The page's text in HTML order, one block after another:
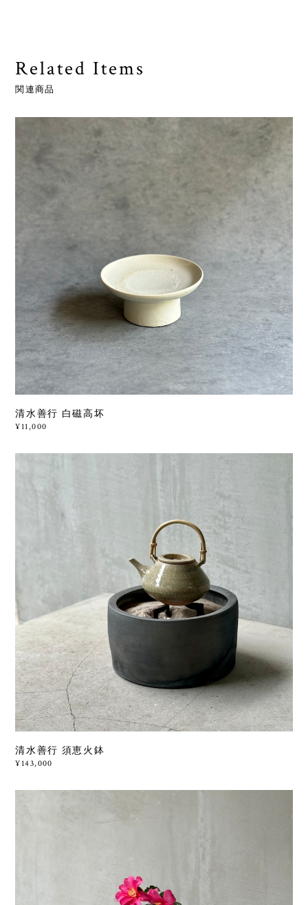
Related Items
関連商品
清水善行 白磁高坏
¥11,000
清水善行 須恵火鉢
¥143,000